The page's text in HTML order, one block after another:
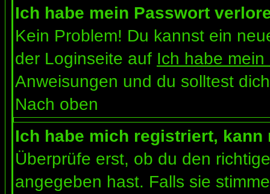
Ich habe mein Passwort
Kein Problem! Du kannst ein
der Loginseite auf Ich habe
Anweisungen und du solltest
Nach oben
Ich habe mich registriert,
Überprüfe erst, ob du den
angegeben hast. Falls sie